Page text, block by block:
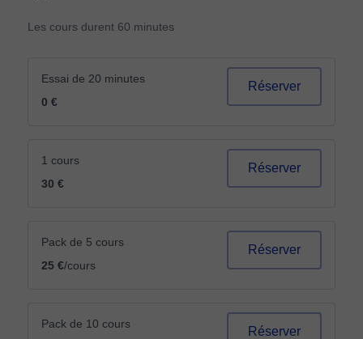
Les cours durent 60 minutes
Essai de 20 minutes
0 €
Réserver
1 cours
30 €
Réserver
Pack de 5 cours
25 €/cours
Réserver
Pack de 10 cours
Réserver